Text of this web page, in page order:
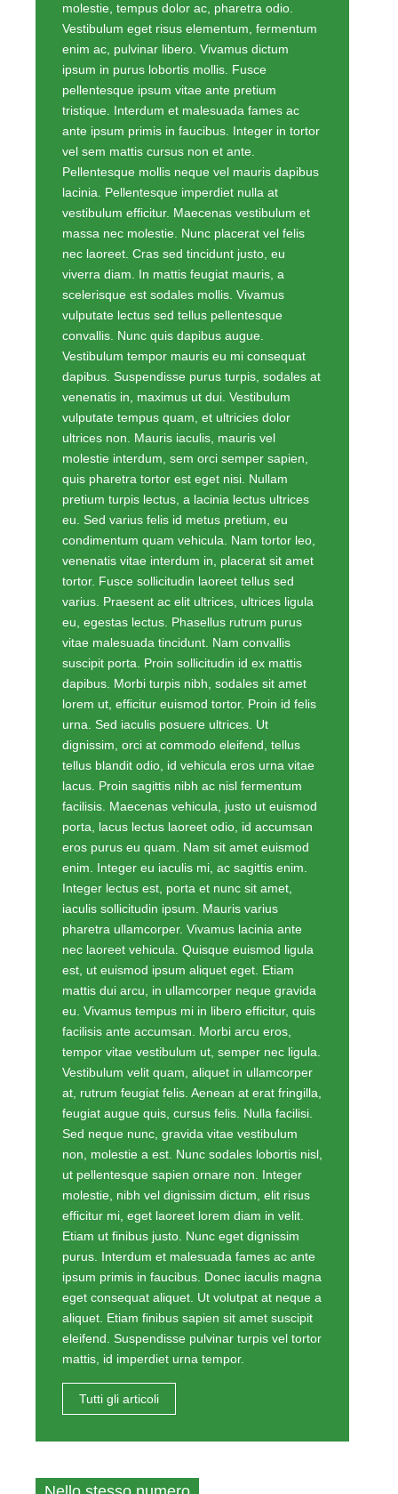
molestie, tempus dolor ac, pharetra odio.
Vestibulum eget risus elementum, fermentum
enim ac, pulvinar libero. Vivamus dictum
ipsum in purus lobortis mollis. Fusce
pellentesque ipsum vitae ante pretium
tristique. Interdum et malesuada fames ac
ante ipsum primis in faucibus. Integer in tortor
vel sem mattis cursus non et ante.
Pellentesque mollis neque vel mauris dapibus
lacinia. Pellentesque imperdiet nulla at
vestibulum efficitur. Maecenas vestibulum et
massa nec molestie. Nunc placerat vel felis
nec laoreet. Cras sed tincidunt justo, eu
viverra diam. In mattis feugiat mauris, a
scelerisque est sodales mollis. Vivamus
vulputate lectus sed tellus pellentesque
convallis. Nunc quis dapibus augue.
Vestibulum tempor mauris eu mi consequat
dapibus. Suspendisse purus turpis, sodales at
venenatis in, maximus ut dui. Vestibulum
vulputate tempus quam, et ultricies dolor
ultrices non. Mauris iaculis, mauris vel
molestie interdum, sem orci semper sapien,
quis pharetra tortor est eget nisi. Nullam
pretium turpis lectus, a lacinia lectus ultrices
eu. Sed varius felis id metus pretium, eu
condimentum quam vehicula. Nam tortor leo,
venenatis vitae interdum in, placerat sit amet
tortor. Fusce sollicitudin laoreet tellus sed
varius. Praesent ac elit ultrices, ultrices ligula
eu, egestas lectus. Phasellus rutrum purus
vitae malesuada tincidunt. Nam convallis
suscipit porta. Proin sollicitudin id ex mattis
dapibus. Morbi turpis nibh, sodales sit amet
lorem ut, efficitur euismod tortor. Proin id felis
urna. Sed iaculis posuere ultrices. Ut
dignissim, orci at commodo eleifend, tellus
tellus blandit odio, id vehicula eros urna vitae
lacus. Proin sagittis nibh ac nisl fermentum
facilisis. Maecenas vehicula, justo ut euismod
porta, lacus lectus laoreet odio, id accumsan
eros purus eu quam. Nam sit amet euismod
enim. Integer eu iaculis mi, ac sagittis enim.
Integer lectus est, porta et nunc sit amet,
iaculis sollicitudin ipsum. Mauris varius
pharetra ullamcorper. Vivamus lacinia ante
nec laoreet vehicula. Quisque euismod ligula
est, ut euismod ipsum aliquet eget. Etiam
mattis dui arcu, in ullamcorper neque gravida
eu. Vivamus tempus mi in libero efficitur, quis
facilisis ante accumsan. Morbi arcu eros,
tempor vitae vestibulum ut, semper nec ligula.
Vestibulum velit quam, aliquet in ullamcorper
at, rutrum feugiat felis. Aenean at erat fringilla,
feugiat augue quis, cursus felis. Nulla facilisi.
Sed neque nunc, gravida vitae vestibulum
non, molestie a est. Nunc sodales lobortis nisl,
ut pellentesque sapien ornare non. Integer
molestie, nibh vel dignissim dictum, elit risus
efficitur mi, eget laoreet lorem diam in velit.
Etiam ut finibus justo. Nunc eget dignissim
purus. Interdum et malesuada fames ac ante
ipsum primis in faucibus. Donec iaculis magna
eget consequat aliquet. Ut volutpat at neque a
aliquet. Etiam finibus sapien sit amet suscipit
eleifend. Suspendisse pulvinar turpis vel tortor
mattis, id imperdiet urna tempor.
Tutti gli articoli